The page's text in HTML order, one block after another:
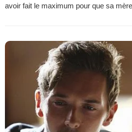
avoir fait le maximum pour que sa